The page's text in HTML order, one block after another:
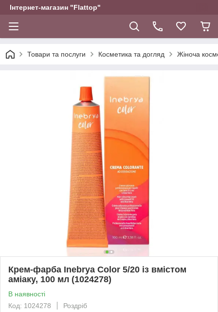
Інтернет-магазин "Flattop"
Товари та послуги Косметика та догляд Жіноча
Крем-фарба Inebrya Сolor 5/20 із вмістом
аміаку, 100 мл (1024278)
В наявності
Код: 1024278
Роздріб